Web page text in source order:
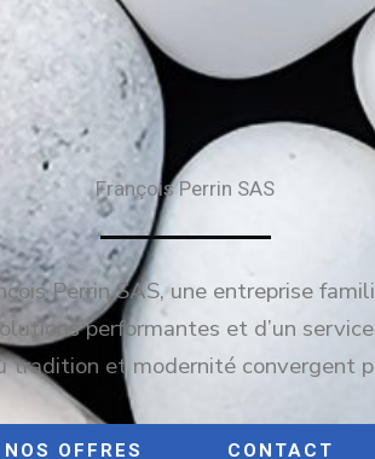
François Perrin SAS
Perrin SAS, une entreprise
performantes et d’un
tradition et modernité convergent
NOS OFFRES CONTACT